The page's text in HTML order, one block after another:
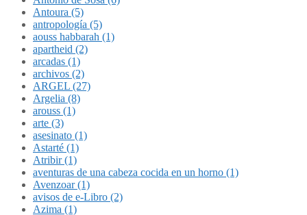
Antoura (5)
antropología (5)
aouss habbarah (1)
apartheid (2)
arcadas (1)
archivos (2)
ARGEL (27)
Argelia (8)
arouss (1)
arte (3)
asesinato (1)
Astarté (1)
Atribir (1)
aventuras de una cabeza cocida en un horno (1)
Avenzoar (1)
avisos de e-Libro (2)
Azima (1)